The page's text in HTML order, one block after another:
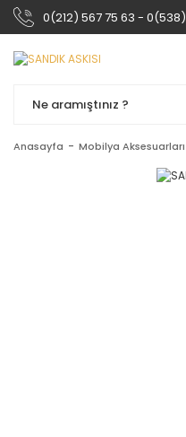
0(212) 567 75 63 -
Anasayfa Mobilya Aksesuarları